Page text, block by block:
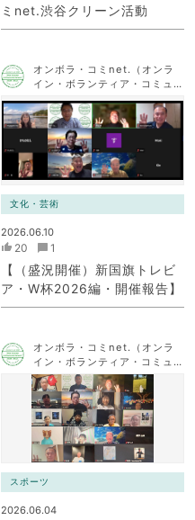
ミnet.渋谷クリーン活動
オンボラ・コミnet.（オンラ
イン・ボランティア・コミュ
ク）
文化・芸術
2026.06.10
20 1
【（盛況開催）新国旗トレビ
ア・W杯2026編・開催報告】
オンボラ・コミnet.（オンラ
イン・ボランティア・コミュ
ニケーション・ネットワー
ク）
スポーツ
2026.06.04